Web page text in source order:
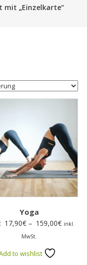
mit „Einzelkarte“
Yoga
17,90€ – 159,00€ inkl.
MwSt.
to wishlist